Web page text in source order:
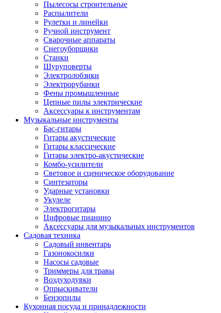
Пылесосы строительные
Распылители
Рулетки и линейки
Ручной инструмент
Сварочные аппараты
Снегоуборщики
Станки
Шуруповерты
Электролобзики
Электрорубанки
Фены промышленные
Цепные пилы электрические
Аксессуары к инструментам
Музыкальные инструменты
Бас-гитары
Гитары акустические
Гитары классические
Гитары электро-акустические
Комбо-усилители
Световое и сценическое оборудование
Синтезаторы
Ударные установки
Укулеле
Электрогитары
Цифровые пианино
Аксессуары для музыкальных инструментов
Садовая техника
Садовый инвентарь
Газонокосилки
Насосы садовые
Триммеры для травы
Воздуходувки
Опрыскиватели
Бензопилы
Кухонная посуда и принадлежности